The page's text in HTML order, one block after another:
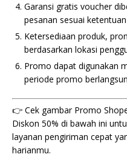
Garansi gratis voucher
pesanan sesuai
Ketersediaan produk,
berdasarkan lokasi
Promo dapat digunakan
periode promo
👉 Cek gambar Promo
Diskon 50% di bawah ini
layanan pengiriman cepat
harianmu.